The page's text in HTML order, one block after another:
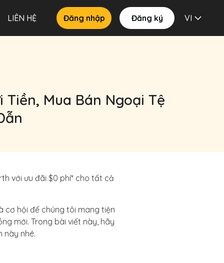
LIÊN HỆ Đăng nhập Đăng ký VI
Mua Bán Ngoại Tệ
với ưu đãi $0 phí* cho tất cả
cơ hội để chúng tôi mang tiện
mới. Trong bài viết này, hãy
này nhé.